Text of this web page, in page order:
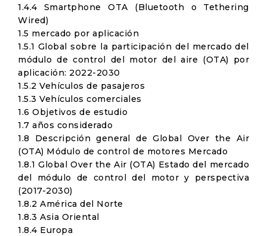
1.4.4 Smartphone OTA (Bluetooth o Tethering
Wired)
1.5 mercado por aplicación
1.5.1 Global sobre la participación del mercado del
módulo de control del motor del aire (OTA) por
aplicación: 2022-2030
1.5.2 Vehículos de pasajeros
1.5.3 Vehículos comerciales
1.6 Objetivos de estudio
1.7 años considerado
1.8 Descripción general de Global Over the Air
(OTA) Módulo de control de motores Mercado
1.8.1 Global Over the Air (OTA) Estado del mercado
del módulo de control del motor y perspectiva
(2017-2030)
1.8.2 América del Norte
1.8.3 Asia Oriental
1.8.4 Europa